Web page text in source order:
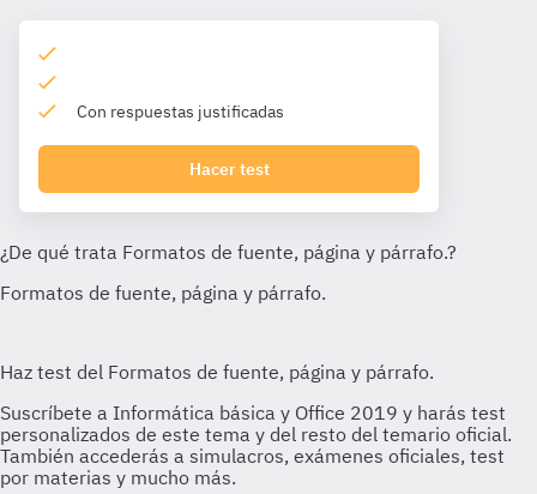
Con respuestas justificadas
Hacer test